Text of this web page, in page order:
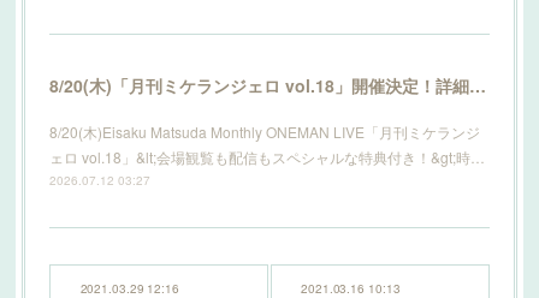
8/20(木)「月刊ミケランジェロ vol.18」開催決定！詳細はこちら！
8/20(木)Eisaku Matsuda Monthly ONEMAN LIVE「月刊ミケランジ
ェロ vol.18」&lt;会場観覧も配信もスペシャルな特典付き！&gt;時…
2026.07.12 03:27
2021.03.29 12:16 2021.03.16 10:13